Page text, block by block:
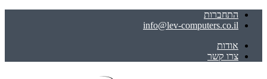
התחברות
info@lev-computers.co.il
אודות
צרו קשר